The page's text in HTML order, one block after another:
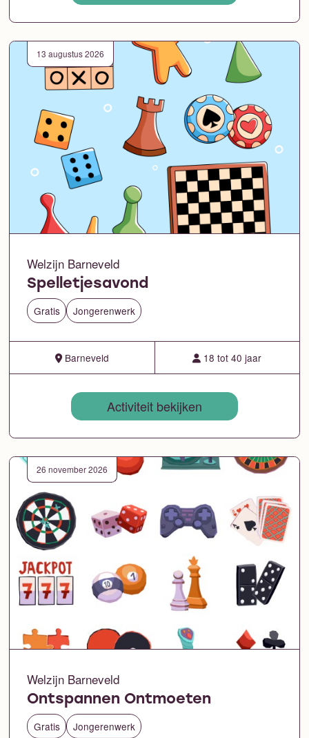
13 augustus 2026
Welzijn Barneveld
Spelletjesavond
Gratis Jongerenwerk
Barneveld 18 tot 40 jaar
Activiteit bekijken
26 november 2026
Welzijn Barneveld
Ontspannen Ontmoeten
Gratis Jongerenwerk